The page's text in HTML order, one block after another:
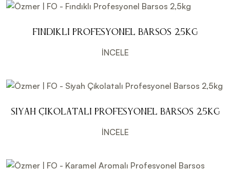
Fındıklı Profesyonel Barsos 2,5kg
İNCELE
Siyah Çikolatalı Profesyonel Barsos 2,5kg
İNCELE